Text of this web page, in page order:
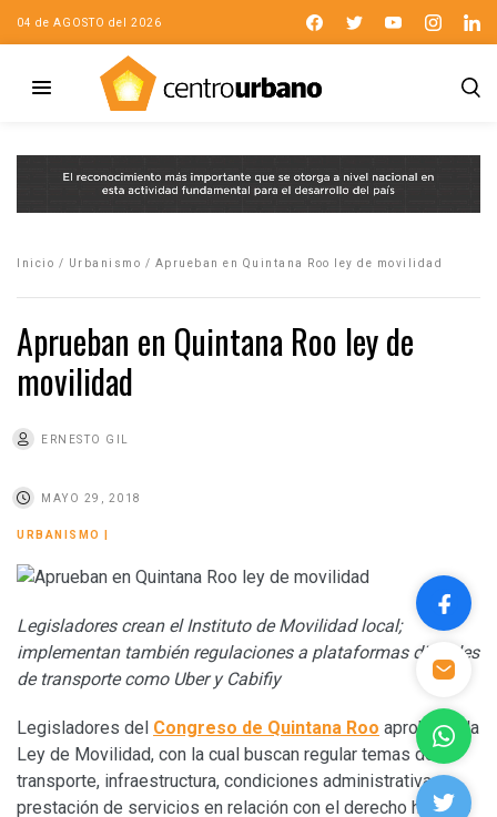
04 de AGOSTO del 2026
Inicio / Urbanismo / Aprueban en Quintana Roo ley de movilidad
Aprueban en Quintana Roo ley de
movilidad
ERNESTO GIL
MAYO 29, 2018
URBANISMO
Legisladores crean el Instituto de Movilidad local;
implementan también regulaciones a plataformas digitales
de transporte como Uber y Cabifiy
Legisladores del Congreso de Quintana Roo aprobaron la
Ley de Movilidad, con la cual buscan regular temas de
transporte, infraestructura, condiciones administrativas y
prestación de servicios en relación con el derecho humano